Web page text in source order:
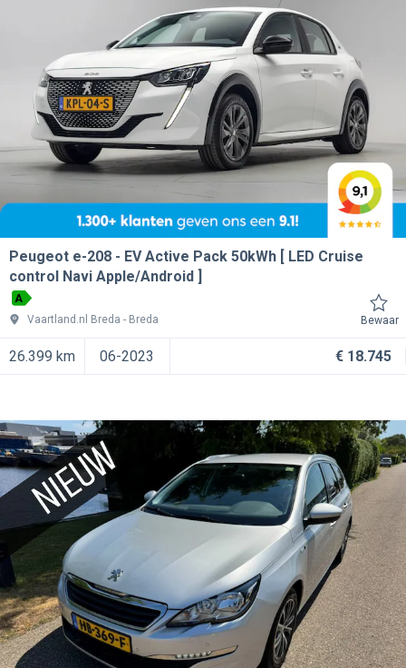
Peugeot e-208
EV Active Pack 50kWh [ LED Cruise
control Navi Apple/Android ]
A
Vaartland.nl Breda
Breda Bewaar
26.399 km 06-2023 € 18.745